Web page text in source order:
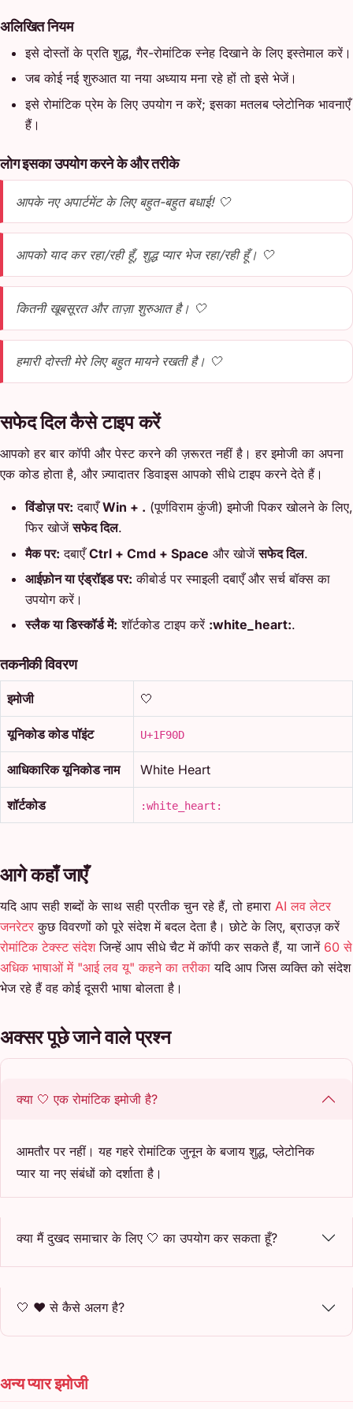
अलिखित नियम
इसे दोस्तों के प्रति शुद्ध, गैर-रोमांटिक स्नेह दिखाने के लिए इस्तेमाल करें।
जब कोई नई शुरुआत या नया अध्याय मना रहे हों तो इसे भेजें।
इसे रोमांटिक प्रेम के लिए उपयोग न करें; इसका मतलब प्लेटोनिक भावनाएँ
हैं।
लोग इसका उपयोग करने के और तरीके
आपके नए अपार्टमेंट के लिए बहुत-बहुत बधाई! 🤍
आपको याद कर रहा/रही हूँ, शुद्ध प्यार भेज रहा/रही हूँ। 🤍
कितनी खूबसूरत और ताज़ा शुरुआत है। 🤍
हमारी दोस्ती मेरे लिए बहुत मायने रखती है। 🤍
सफेद दिल कैसे टाइप करें
आपको हर बार कॉपी और पेस्ट करने की ज़रूरत नहीं है। हर इमोजी का अपना
एक कोड होता है, और ज़्यादातर डिवाइस आपको सीधे टाइप करने देते हैं।
विंडोज़ पर: दबाएँWin + . (पूर्णविराम कुंजी) इमोजी पिकर खोलने के लिए,
फिर खोजेंसफेद दिल.
मैक पर: दबाएँCtrl + Cmd + Space और खोजेंसफेद दिल.
आईफ़ोन या एंड्रॉइड पर: कीबोर्ड पर स्माइली दबाएँ और सर्च बॉक्स का
उपयोग करें।
स्लैक या डिस्कॉर्ड में: शॉर्टकोड टाइप करें :white_heart:.
तकनीकी विवरण
इमोजी 🤍
यूनिकोड कोड पॉइंट U+1F90D
आधिकारिक यूनिकोड नाम White Heart
शॉर्टकोड :white_heart:
आगे कहाँ जाएँ
यदि आप सही शब्दों के साथ सही प्रतीक चुन रहे हैं, तो हमारा AI लव लेटर
जनरेटर कुछ विवरणों को पूरे संदेश में बदल देता है। छोटे के लिए, ब्राउज़ करें
रोमांटिक टेक्स्ट संदेशजिन्हें आप सीधे चैट में कॉपी कर सकते हैं, या जानें 60 से
अधिक भाषाओं में "आई लव यू" कहने का तरीका यदि आप जिस व्यक्ति को संदेश
भेज रहे हैं वह कोई दूसरी भाषा बोलता है।
अक्सर पूछे जाने वाले प्रश्न
क्या 🤍 एक रोमांटिक इमोजी है?
आमतौर पर नहीं। यह गहरे रोमांटिक जुनून के बजाय शुद्ध, प्लेटोनिक
प्यार या नए संबंधों को दर्शाता है।
क्या मैं दुखद समाचार के लिए 🤍 का उपयोग कर सकता हूँ?
🤍 ❤️ से कैसे अलग है?
अन्य प्यार इमोजी